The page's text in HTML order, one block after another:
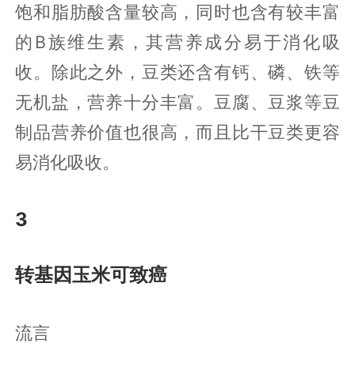
饱和脂肪酸含量较高，同时也含有较丰富
的B族维生素，其营养成分易于消化吸
收。除此之外，豆类还含有钙、磷、铁等
无机盐，营养十分丰富。豆腐、豆浆等豆
制品营养价值也很高，而且比干豆类更容
易消化吸收。
3
转基因玉米可致癌
流言